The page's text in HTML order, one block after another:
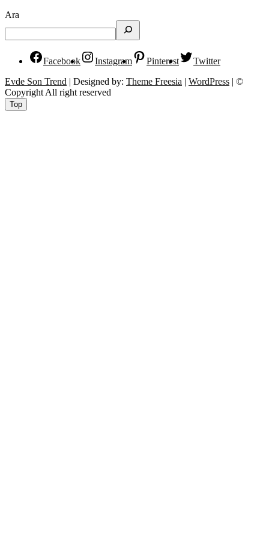
Ara
Facebook Instagram Pinterest
Twitter
Evde Son Trend | Designed by: Theme Freesia | WordPress | ©
Copyright All right reserved
Top